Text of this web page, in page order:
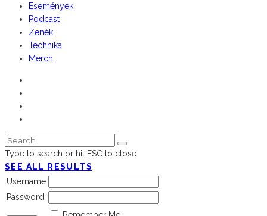
Események
Podcast
Zenék
Technika
Merch
Type to search or hit ESC to close
SEE ALL RESULTS
Username
Password